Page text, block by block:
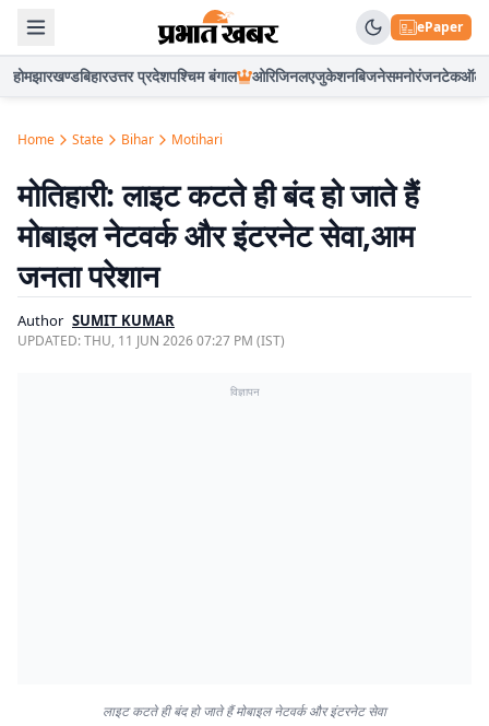
ePaper
होमझारखण्डबिहारउत्तर प्रदेशपश्चिम बंगाल ओरिजिनलएजुकेशनबिजनेसमनोरंजनटेकऑटो
Home State Bihar Motihari
मोतिहारी: लाइट कटते ही बंद हो जाते हैं
मोबाइल नेटवर्क और इंटरनेट सेवा,आम
जनता परेशान
Author SUMIT KUMAR
UPDATED:THU, 11 JUN 2026 07:27 PM (IST)
विज्ञापन
लाइट कटते ही बंद हो जाते हैं मोबाइल नेटवर्क और इंटरनेट सेवा